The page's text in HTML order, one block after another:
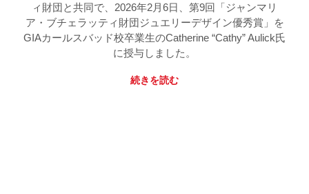
ィ財団と共同で、2026年2月6日、第9回「ジャンマリ
ア・ブチェラッティ財団ジュエリーデザイン優秀賞」を
GIAカールスバッド校卒業生のCatherine “Cathy” Aulick氏
に授与しました。
続きを読む